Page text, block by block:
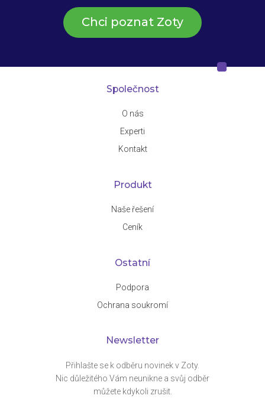
Chci poznat Zoty
Společnost
O nás
Experti
Kontakt
Produkt
Naše řešení
Ceník
Ostatní
Podpora
Ochrana soukromí
Newsletter
Přihlašte se k odběru novinek v Zoty.
Nic důležitého Vám neunikne a svůj odběr
můžete kdykoli zrušit.